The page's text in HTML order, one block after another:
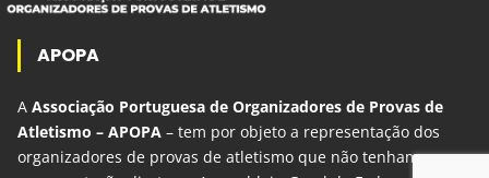
APOPA
A Associação Portuguesa de Organizadores de Provas de
Atletismo – APOPA – tem por objeto a representação dos
organizadores de provas de atletismo que não tenham